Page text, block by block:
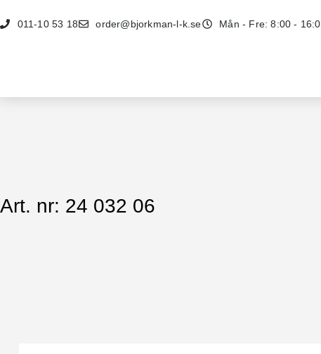
011-10 53 18 order@bjorkman-l-k.se Mån - Fre: 8:00 -
Art. nr: 24 032 06